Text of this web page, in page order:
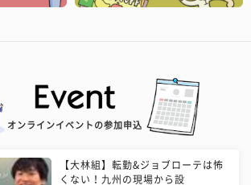
オンラインイベントの参加申込
【大林組】転勤&ジョブローテは怖
くない！九州の現場から設